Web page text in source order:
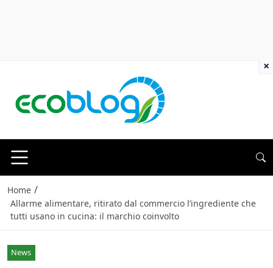
Home /
Allarme alimentare, ritirato dal commercio l’ingrediente che
tutti usano in cucina: il marchio coinvolto
News
×